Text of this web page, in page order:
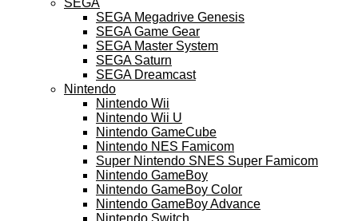
SEGA
SEGA Megadrive Genesis
SEGA Game Gear
SEGA Master System
SEGA Saturn
SEGA Dreamcast
Nintendo
Nintendo Wii
Nintendo Wii U
Nintendo GameCube
Nintendo NES Famicom
Super Nintendo SNES Super Famicom
Nintendo GameBoy
Nintendo GameBoy Color
Nintendo GameBoy Advance
Nintendo Switch